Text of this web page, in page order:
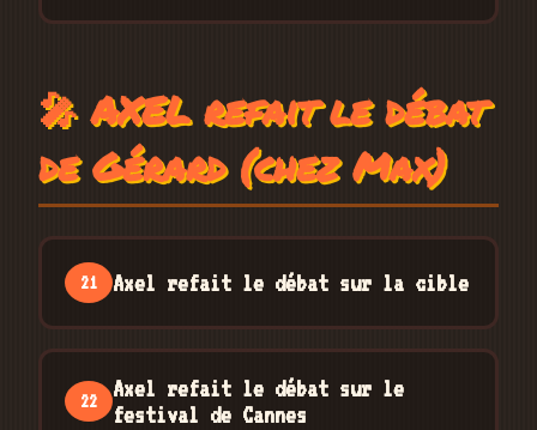
🎤 AXEL refait le débat
de Gérard (chez Max)
21 Axel refait le débat sur la cible
22
Axel refait le débat sur le
festival de Cannes